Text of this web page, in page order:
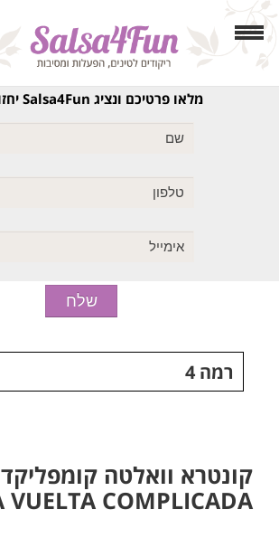
מלאו פרטיכם ונציג Salsa4Fun יחזור אליכם
רמה 4
קונטרא וואלטה
VUELTA COMPLICADA